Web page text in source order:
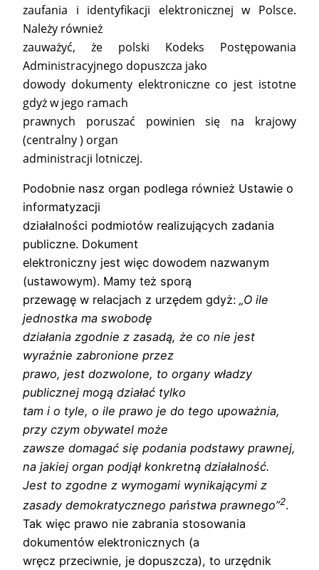
zaufania i identyfikacji elektronicznej w Polsce.
Należy również
zauważyć, że polski Kodeks Postępowania
Administracyjnego dopuszcza jako
dowody dokumenty elektroniczne co jest istotne
gdyż w jego ramach
prawnych poruszać powinien się na krajowy
(centralny ) organ
administracji lotniczej.
Podobnie nasz organ podlega również Ustawie o
informatyzacji
działalności podmiotów realizujących zadania
publiczne. Dokument
elektroniczny jest więc dowodem nazwanym
(ustawowym). Mamy też sporą
przewagę w relacjach z urzędem gdyż: „O ile
jednostka ma swobodę
działania zgodnie z zasadą, że co nie jest
wyraźnie zabronione przez
prawo, jest dozwolone, to organy władzy
publicznej mogą działać tylko
tam i o tyle, o ile prawo je do tego upoważnia,
przy czym obywatel może
zawsze domagać się podania podstawy prawnej,
na jakiej organ podjął konkretną działalność.
Jest to zgodne z wymogami wynikającymi z
zasady demokratycznego państwa prawnego”2.
Tak więc prawo nie zabrania stosowania
dokumentów elektronicznych (a
wręcz przeciwnie, je dopuszcza), to urzędnik